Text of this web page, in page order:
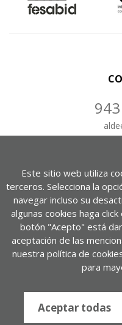
Portuetxe
20018
VER
Política de privacidad
Este sitio web utiliza
terceros. Selecciona la
navegar incluso su
algunas cookies haga click
botón "Acepto" está
aceptación de las
nuestra política de
para
Aceptar todas